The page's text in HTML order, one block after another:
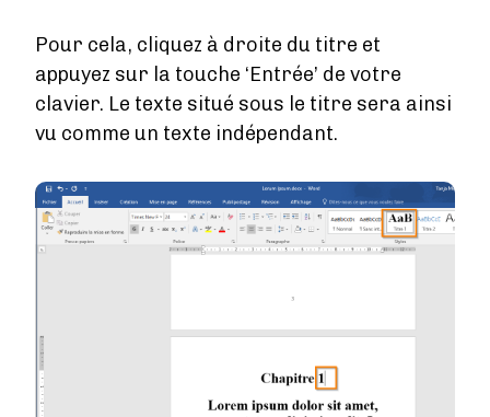
Pour cela, cliquez à droite du titre et
appuyez sur la touche ‘Entrée’ de votre
clavier. Le texte situé sous le titre sera ainsi
vu comme un texte indépendant.
Image